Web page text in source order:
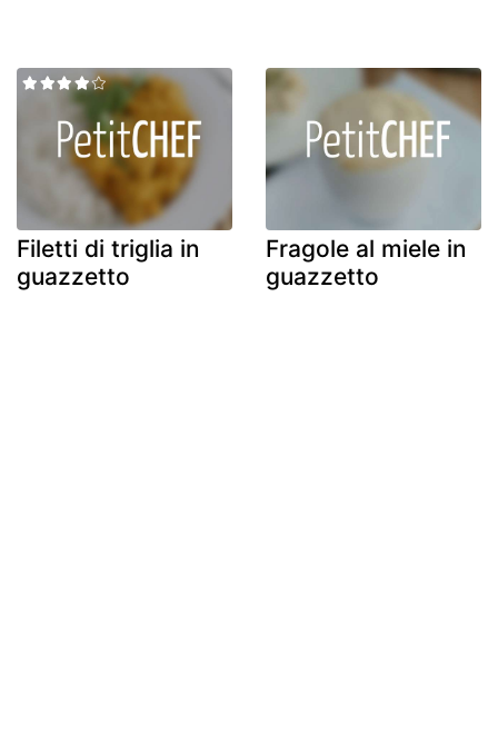
Filetti di triglia in
guazzetto
Fragole al miele in
guazzetto